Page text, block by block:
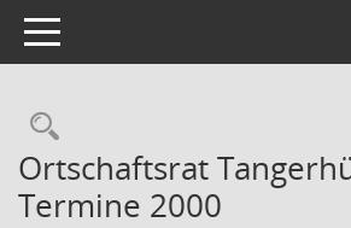
Toggle navigation
Rechercheauswahl
Ortschaftsrat
Termine 2000